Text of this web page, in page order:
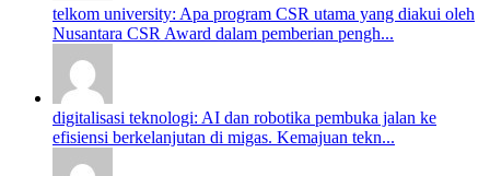
telkom university: Apa program CSR utama yang diakui oleh
Nusantara CSR Award dalam pemberian pengh...
digitalisasi teknologi: AI dan robotika pembuka jalan ke
efisiensi berkelanjutan di migas. Kemajuan tekn...